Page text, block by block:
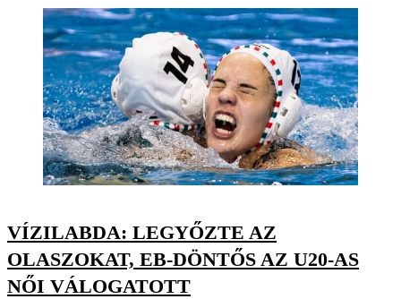
VÍZILABDA: LEGYŐZTE AZ
OLASZOKAT, EB-DÖNTŐS AZ U20-AS
NŐI VÁLOGATOTT